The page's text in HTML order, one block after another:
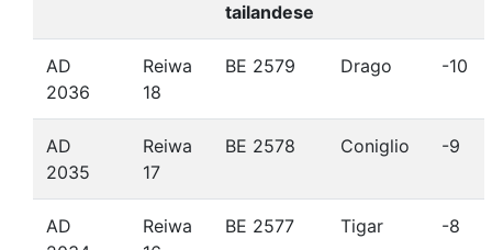
tailandese
AD
2036
Reiwa
18
BE 2579 Drago -10
AD
2035
Reiwa
17
BE 2578 Coniglio -9
AD
Reiwa
BE 2577 Tigar -8